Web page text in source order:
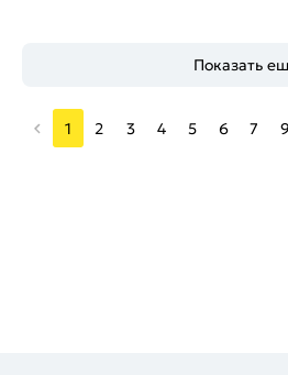
Показать
1 2 3 4 5 6 7 9